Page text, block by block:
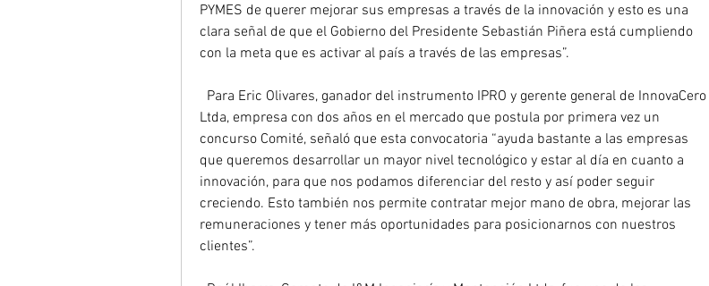
PYMES de querer mejorar sus empresas a través de la innovación y esto es una
clara señal de que el Gobierno del Presidente Sebastián Piñera está cumpliendo
con la meta que es activar al país a través de las empresas”.
Ltda, empresa con dos años en el mercado que postula por primera vez un
concurso Comité, señaló que esta convocatoria “ayuda bastante a las empresas
que queremos desarrollar un mayor nivel tecnológico y estar al día en cuanto a
innovación, para que nos podamos diferenciar del resto y así poder seguir
creciendo. Esto también nos permite contratar mejor mano de obra, mejorar las
remuneraciones y tener más oportunidades para posicionarnos con nuestros
clientes”.